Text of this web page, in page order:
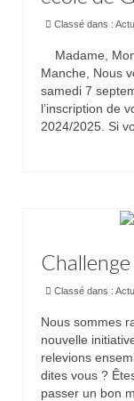
Classé dans :
Madame,
Manche, Nous
samedi 7
l’inscription de
2024/2025. Si
Classé dans :
Nous sommes
nouvelle
relevions
dites vous ?
passer un bon